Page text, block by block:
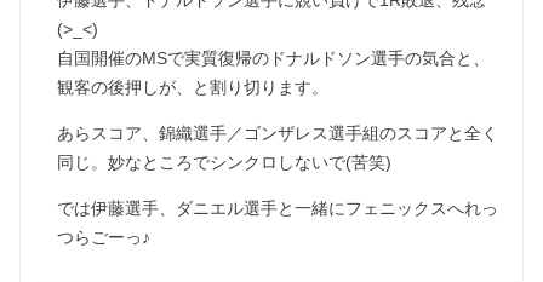
(>_<)
自国開催のMSで実質復帰のドナルドソン選手の気合と、
観客の後押しが、と割り切ります。
あらスコア、錦織選手／ゴンザレス選手組のスコアと全く
同じ。妙なところでシンクロしないで(苦笑)
では伊藤選手、ダニエル選手と一緒にフェニックスへれっ
つらごーっ♪